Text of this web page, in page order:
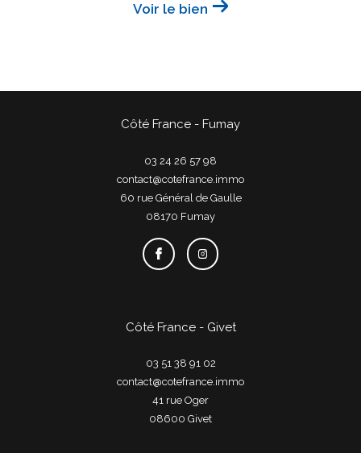
Voir le bien
Côté France - Fumay
03 24 26 57 98
contact@cotefrance.immo
60 rue Général de Gaulle
08170
fumay
Côté France - Givet
03 51 38 91 02
contact@cotefrance.immo
41 rue Oger
08600
givet